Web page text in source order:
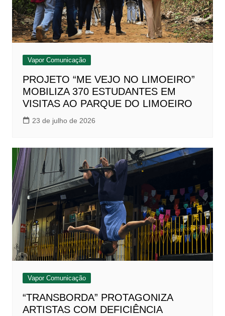
Vapor Comunicação
PROJETO “ME VEJO NO LIMOEIRO”
MOBILIZA 370 ESTUDANTES EM
VISITAS AO PARQUE DO LIMOEIRO
23 de julho de 2026
Vapor Comunicação
“TRANSBORDA” PROTAGONIZA
ARTISTAS COM DEFICIÊNCIA